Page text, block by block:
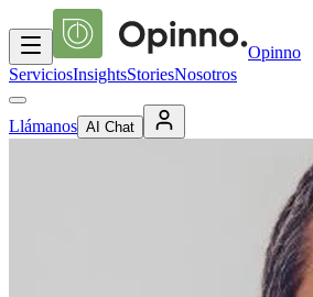
Opinno
ServiciosInsightsStoriesNosotros
Llámanos AI Chat